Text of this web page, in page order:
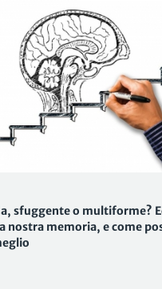
sfuggente o multiforme?
nostra memoria, e come